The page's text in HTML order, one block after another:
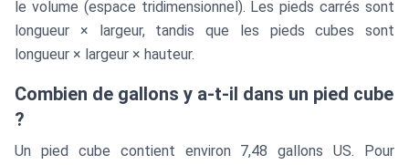
le volume (espace tridimensionnel). Les pieds carrés sont
longueur × largeur, tandis que les pieds cubes sont
longueur × largeur × hauteur.
Combien de gallons y a-t-il dans un pied cube
?
Un pied cube contient environ 7,48 gallons US. Pour